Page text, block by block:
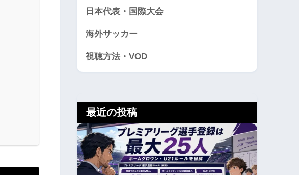
日本代表・国際大会
海外サッカー
視聴方法・VOD
最近の投稿